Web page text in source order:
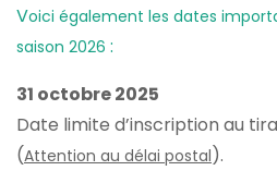
Voici également les dates
saison 2026 :
31 octobre 2025
Date limite d’inscription au
(Attention au délai postal).